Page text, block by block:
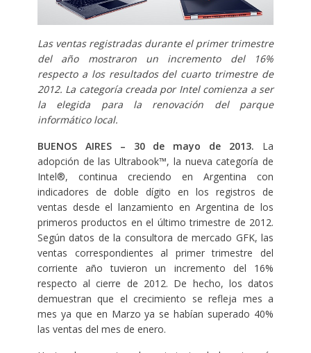
Las ventas registradas durante el primer trimestre
del año mostraron un incremento del 16%
respecto a los resultados del cuarto trimestre de
2012. La categoría creada por Intel comienza a ser
la elegida para la renovación del parque
informático local.
BUENOS AIRES – 30 de mayo de 2013. La
adopción de las Ultrabook™, la nueva categoría de
Intel®, continua creciendo en Argentina con
indicadores de doble dígito en los registros de
ventas desde el lanzamiento en Argentina de los
primeros productos en el último trimestre de 2012.
Según datos de la consultora de mercado GFK, las
ventas correspondientes al primer trimestre del
corriente año tuvieron un incremento del 16%
respecto al cierre de 2012. De hecho, los datos
demuestran que el crecimiento se refleja mes a
mes ya que en Marzo ya se habían superado 40%
las ventas del mes de enero.